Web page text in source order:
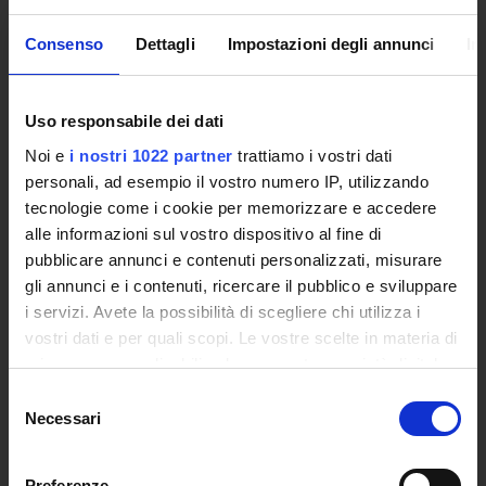
Consenso Dettagli Impostazioni degli annunci
Uso responsabile dei dati
Noi e i nostri 1022 partner trattiamo i vostri dati
personali, ad esempio il vostro numero IP, utilizzando
tecnologie come i cookie per memorizzare e accedere
alle informazioni sul vostro dispositivo al fine di
pubblicare annunci e contenuti personalizzati, misurare
gli annunci e i contenuti, ricercare il pubblico e sviluppare
i servizi. Avete la possibilità di scegliere chi utilizza i
vostri dati e per quali scopi. Le vostre scelte in materia di
privacy sono applicabili solo su questa proprietà digitale
modificare o revocare il proprio consenso in qualsiasi
momento dalla Dichiarazione sui cookie o facendo clic
delNecessari
Branches
Multimedia Academic Library
Studies Centres
International Cooperation
The eLearning infrastructure
Events
Institutional websites and interacademic projects
Access to the Database of the Online Student Services
Certified E-mail
Rector Inbox
TEACHING